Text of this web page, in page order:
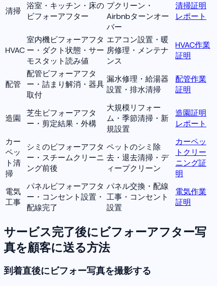
清掃
浴室・キッチン・床の
ビフォーアフター
プクリーン・
Airbnbターンオー
バー
清掃証明
レポート
HVAC
室内機ビフォーアフタ
ー・ダクト状態・サー
モスタット読み値
エアコン設置・暖
房修理・メンテナ
ンス
HVAC作業
証明
配管
配管ビフォーアフタ
ー・詰まり解消・器具
取付
漏水修理・給湯器
設置・排水清掃
配管作業
証明
造園
芝生ビフォーアフタ
ー・剪定結果・外構
大規模リフォー
ム・季節清掃・新
規設置
造園証明
レポート
カー
ペッ
ト清
掃
シミのビフォーアフタ
ー・スチームクリーニ
ング前後
ペットのシミ除
去・退去清掃・デ
ィープクリーン
カーペッ
トクリー
ニング証
明
電気
工事
パネルビフォーアフタ
ー・コンセント設置・
配線完了
パネル交換・配線
工事・コンセント
設置
電気作業
証明
サービス完了後にビフォーアフター写
真を顧客に送る方法
到着直後にビフォー写真を撮影する